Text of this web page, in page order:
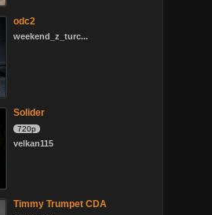
odc2
weekend_z_turc...
Solider
720p
velkan115
Timmy Trumpet CDA